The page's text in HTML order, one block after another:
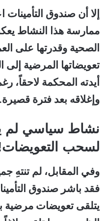
إلا أن صندوق
ممارسة هذا النشاط
الصحية وقدرتها على
تعويضاتها المرضية إلى
أيدته المحكمة لاحقاً،
وإغلاقه بعد فترة قصيرة.
نشاط سياسي لم
لسحب
وفي المقابل، لم تنتهِ
فقد باشر صندوق
يتلقى تعويضات مرضية